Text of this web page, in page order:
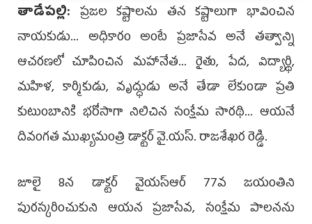
తాడేప‌ల్లి:ప్రజల కష్టాలను తన కష్టాలుగా భావించిన
నాయకుడు... అధికారం అంటే ప్రజాసేవ అనే తత్వాన్ని
ఆచరణలో చూపించిన మహానేత... రైతు, పేద, విద్యార్థి,
మహిళ, కార్మికుడు, వృద్ధుడు అనే తేడా లేకుండా ప్రతి
కుటుంబానికి భరోసాగా నిలిచిన సంక్షేమ సారథి... ఆయనే
దివంగత ముఖ్యమంత్రి డాక్టర్ వై.యస్. రాజశేఖర రెడ్డి.
జూలై 8న డాక్టర్ వైయ‌స్ఆర్ 77వ జయంతిని
పురస్కరించుకుని ఆయన ప్రజాసేవ, సంక్షేమ పాలనను